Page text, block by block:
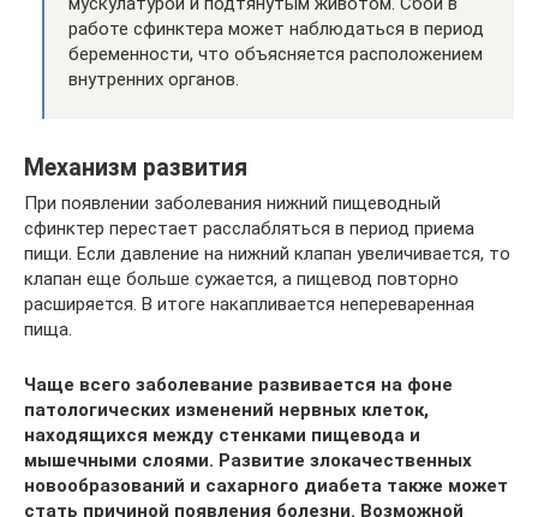
работе сфинктера может наблюдаться в период
беременности, что объясняется расположением
внутренних органов.
Механизм развития
При появлении заболевания нижний пищеводный
сфинктер перестает расслабляться в период приема
пищи. Если давление на нижний клапан увеличивается, то
клапан еще больше сужается, а пищевод повторно
расширяется. В итоге накапливается непереваренная
пища.
Чаще всего заболевание развивается на фоне
патологических изменений нервных клеток,
находящихся между стенками пищевода и
мышечными слоями. Развитие злокачественных
новообразований и сахарного диабета также может
стать причиной появления болезни. Возможной